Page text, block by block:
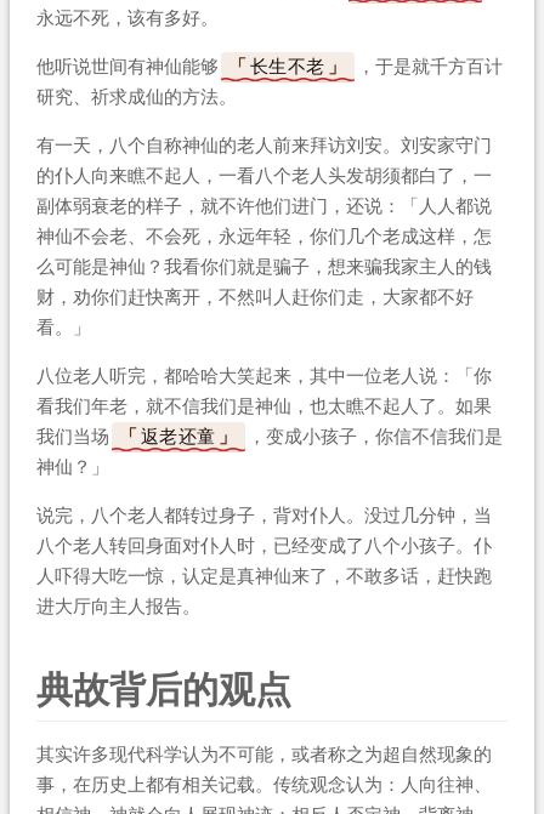
永远不死，该有多好。
他听说世间有神仙能够 长生不老
，于是就千方百计
研究、祈求成仙的方法。
有一天，八个自称神仙的老人前来拜访刘安。刘安家守门
的仆人向来瞧不起人，一看八个老人头发胡须都白了，一
副体弱衰老的样子，就不许他们进门，还说：「人人都说
神仙不会老、不会死，永远年轻，你们几个老成这样，怎
么可能是神仙？我看你们就是骗子，想来骗我家主人的钱
财，劝你们赶快离开，不然叫人赶你们走，大家都不好
看。」
八位老人听完，都哈哈大笑起来，其中一位老人说：「你
看我们年老，就不信我们是神仙，也太瞧不起人了。如果
我们当场
返老还童
，变成小孩子，你信不信我们是
神仙？」
说完，八个老人都转过身子，背对仆人。没过几分钟，当
八个老人转回身面对仆人时，已经变成了八个小孩子。仆
人吓得大吃一惊，认定是真神仙来了，不敢多话，赶快跑
进大厅向主人报告。
典故背后的观点
其实许多现代科学认为不可能，或者称之为超自然现象的
事，在历史上都有相关记载。传统观念认为：人向往神、